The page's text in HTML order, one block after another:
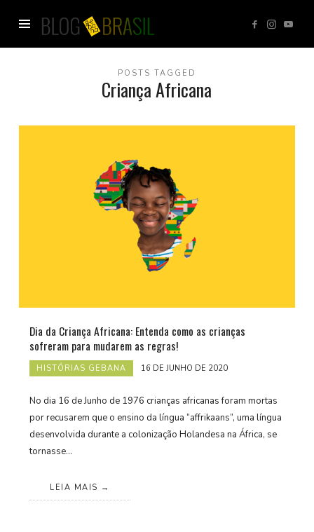
Blog
GEBANA
POSTS TAGGED
Criança Africana
Dia da Criança Africana: Entenda como as crianças
sofreram para mudarem as regras!
HISTÓRIAS GEBANA 16 DE JUNHO DE 2020
No dia 16 de Junho de 1976 crianças africanas foram mortas
por recusarem que o ensino da língua “affrikaans”, uma língua
desenvolvida durante a colonização Holandesa na África, se
tornasse…
LEIA MAIS